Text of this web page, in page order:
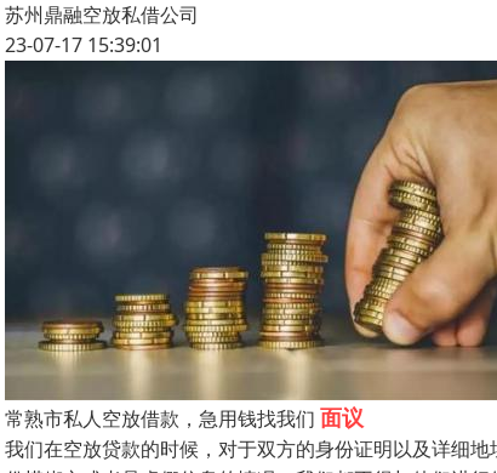
苏州鼎融空放私借公司
23-07-17 15:39:01
常熟市私人空放借款，急用钱找我们 面议
我们在空放贷款的时候，对于双方的身份证明以及详细